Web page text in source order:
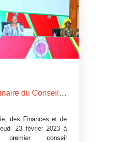
Première session ordinaire du Conseil d’administration du secteur de l’Economie, des Finances et de la Prospective : des résultats satisfaisants en 2022 malgré un contexte difficile
des Finances et de
23 février 2023 à
premier conseil